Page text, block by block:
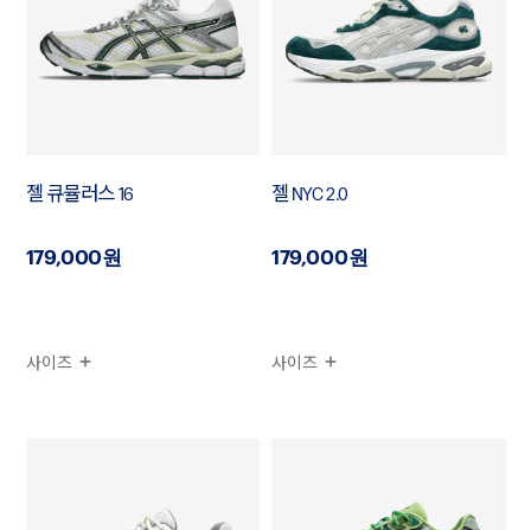
젤 큐뮬러스 16
179,000원
사이즈
젤 NYC 2.0
179,000원
사이즈